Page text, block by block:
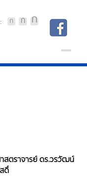
สตราจารย์ ดร.วรวัฒน์
ดิ์